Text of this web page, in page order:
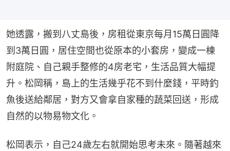
她透露，搬到八丈島後，房租從東京每月15萬日圓降
到3萬日圓，居住空間也從原本的小套房，變成一棟
附庭院、自己親手整修的4房老宅，生活品質大幅提
升。松岡稱，島上的生活幾乎花不到什麼錢，平時釣
魚後送給鄰居，對方又會拿自家種的蔬菜回送，形成
自然的以物易物文化。
松岡表示，自己24歲左右就開始思考未來。隨著越來